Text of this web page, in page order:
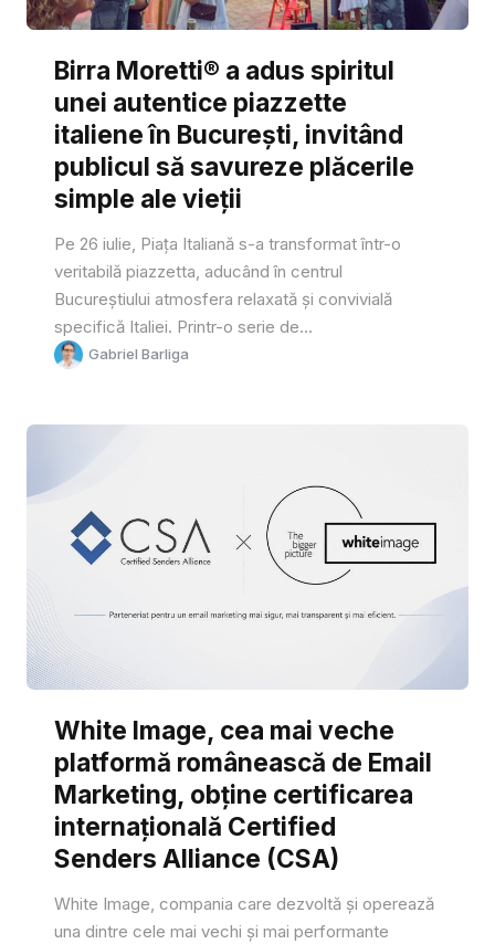
Birra Moretti® a adus spiritul
unei autentice piazzette
italiene în București, invitând
publicul să savureze plăcerile
simple ale vieții
Pe 26 iulie, Piața Italiană s-a transformat într-o
veritabilă piazzetta, aducând în centrul
Bucureștiului atmosfera relaxată și convivială
specifică Italiei. Printr-o serie de...
Gabriel Barliga
White Image, cea mai veche
platformă românească de Email
Marketing, obține certificarea
internațională Certified
Senders Alliance (CSA)
White Image, compania care dezvoltă și operează
una dintre cele mai vechi și mai performante